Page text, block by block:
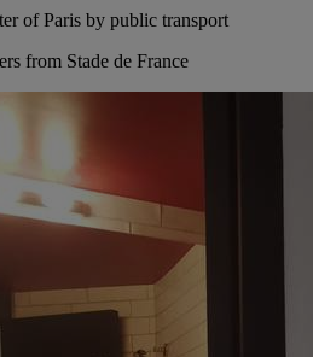
of Paris by public transport
from Stade de France